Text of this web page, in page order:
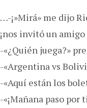
…-¡»Mirá» me dijo
¡nos invitó un
-«¿Quién juega?»
-«Argentina vs
-«Aquí están los
-«¡Mañana paso